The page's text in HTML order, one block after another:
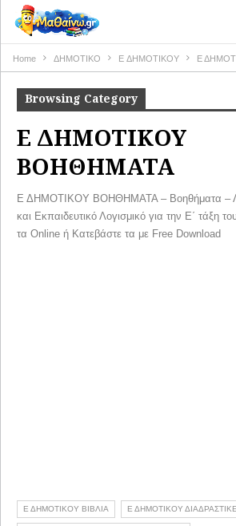
Home ΔΗΜΟΤΙΚΟ E ΔΗΜΟΤΙΚΟΥ Ε
Browsing Category
Ε ΔΗΜΟΤΙΚΟΥ
ΒΟΗΘΗΜΑΤΑ
Ε ΔΗΜΟΤΙΚΟΥ ΒΟΗΘΗΜΑΤΑ – Βοηθήματα –
και Εκπαιδευτικό Λογισμικό για την Ε΄ τάξη
τα Online ή Κατεβάστε τα με Free Download
Ε ΔΗΜΟΤΙΚΟΥ ΒΙΒΛΙΑ Ε ΔΗΜΟΤΙΚΟΥ